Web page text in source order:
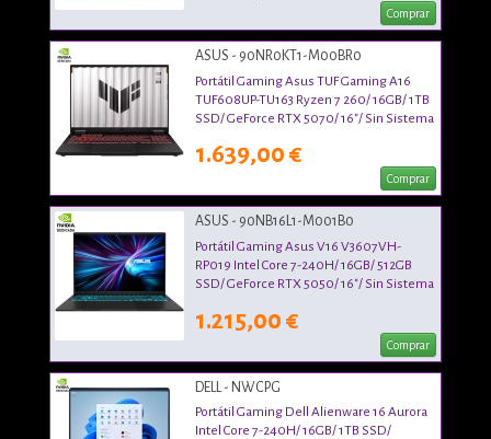
Comprar
ASUS - 90NR0KT1-M00BR0
Portátil Gaming Asus TUF Gaming A16
TUF608UP-TU163 Ryzen 7 260/ 16GB/ 1TB
SSD/ GeForce RTX 5070/ 16"/ Sin Sistema
1.639,00 €
Comprar
ASUS - 90NB16L1-M001B0
Portátil Gaming Asus V16 V3607VH-
RP019 Intel Core 7-240H/ 16GB/ 512GB
SSD/ GeForce RTX 5050/ 16"/ Sin Sistema
1.215,00 €
Comprar
DELL - NWCPG
Portátil Gaming Dell Alienware 16 Aurora
Intel Core 7-240H/ 16GB/ 1TB SSD/